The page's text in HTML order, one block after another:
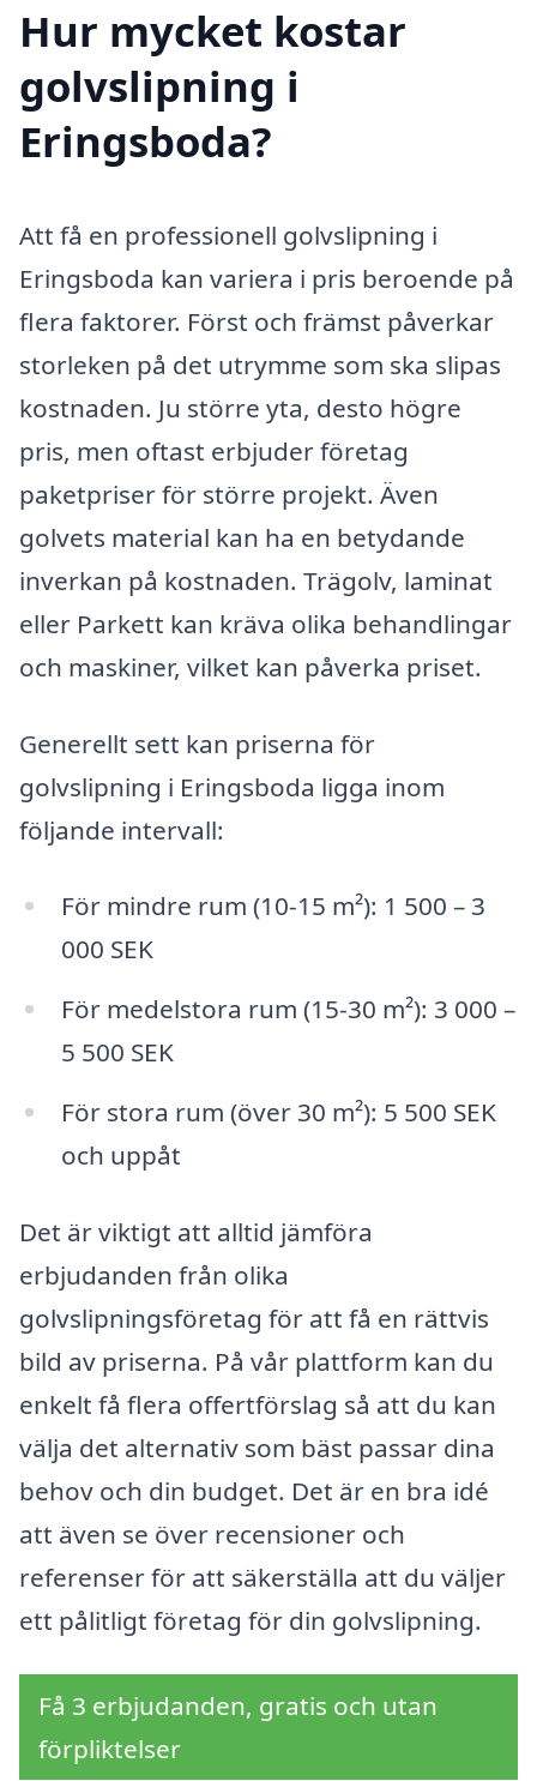
Hur mycket kostar
golvslipning i
Eringsboda?
Att få en professionell golvslipning i
Eringsboda kan variera i pris beroende på
flera faktorer. Först och främst påverkar
storleken på det utrymme som ska slipas
kostnaden. Ju större yta, desto högre
pris, men oftast erbjuder företag
paketpriser för större projekt. Även
golvets material kan ha en betydande
inverkan på kostnaden. Trägolv, laminat
eller Parkett kan kräva olika behandlingar
och maskiner, vilket kan påverka priset.
Generellt sett kan priserna för
golvslipning i Eringsboda ligga inom
följande intervall:
För mindre rum (10-15 m²): 1 500 – 3
000 SEK
För medelstora rum (15-30 m²): 3 000 –
5 500 SEK
För stora rum (över 30 m²): 5 500 SEK
och uppåt
Det är viktigt att alltid jämföra
erbjudanden från olika
golvslipningsföretag för att få en rättvis
bild av priserna. På vår plattform kan du
enkelt få flera offertförslag så att du kan
välja det alternativ som bäst passar dina
behov och din budget. Det är en bra idé
att även se över recensioner och
referenser för att säkerställa att du väljer
ett pålitligt företag för din golvslipning.
Få 3 erbjudanden, gratis och utan
förpliktelser